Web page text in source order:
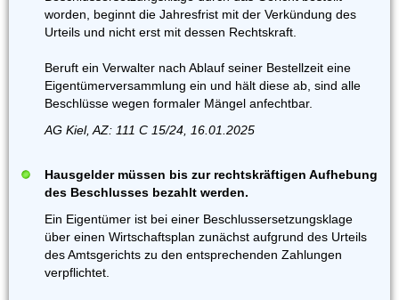
worden, beginnt die Jahresfrist mit der Verkündung des
Urteils und nicht erst mit dessen Rechtskraft.
Beruft ein Verwalter nach Ablauf seiner Bestellzeit eine
Eigentümerversammlung ein und hält diese ab, sind alle
Beschlüsse wegen formaler Mängel anfechtbar.
AG Kiel, AZ: 111 C 15/24, 16.01.2025
Hausgelder müssen bis zur rechtskräftigen Aufhebung
des Beschlusses bezahlt werden.
Ein Eigentümer ist bei einer Beschlussersetzungsklage
über einen Wirtschaftsplan zunächst aufgrund des Urteils
des Amtsgerichts zu den entsprechenden Zahlungen
verpflichtet.